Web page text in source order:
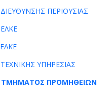
ΠΕΡΙΟΥΣΙΑΣ
ΥΠΗΡΕΣΙΑΣ
ΤΜΗΜΑΤΟΣ ΠΡΟΜΗΘΕΙΩΝ